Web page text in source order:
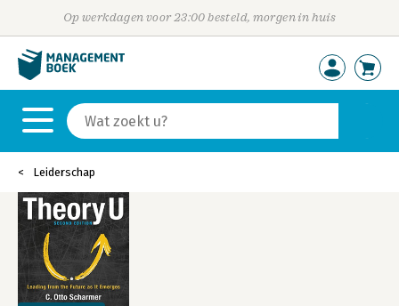
Op werkdagen voor 23:00 besteld, morgen in huis
Leiderschap